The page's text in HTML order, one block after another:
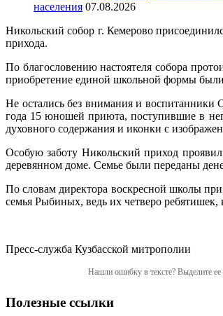
населения 07.08.2026
Никольский собор г. Кемерово
прихода.
По благословению настоятеля собора
приобретение единой школьной формы
Не остались без внимания и воспитанники
года 15 юношей приюта, поступившие в
духовного содержания и иконки с
Особую заботу Никольский приход
деревянном доме. Семье были переданы
По словам директора воскресной школы
семья Рыбиных, ведь их четверо
Пресс-служба Кузбасской митрополии
Нашли ошибку в тексте? Выделите
Полезные ссылки